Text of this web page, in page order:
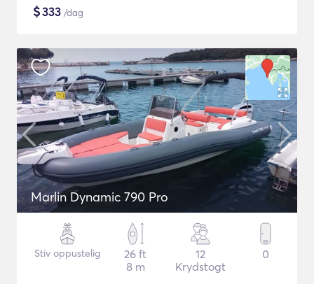
$333 /dag
Marlin Dynamic 790 Pro
Stiv oppustelig
26 ft
8 m
12
Krydstogt
0